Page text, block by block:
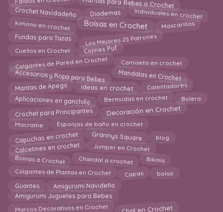
Crochet Navidadeño Diademas Individuales en crochet
kimono en crochet Bolsas en Crochet Mascarillas
Fundas para Tazas Los Mejores 25 Patrones
Cuellos en Crochet Cojines Puf
Colgantes de Pared en Crochet Camiseta en crochet
Accesorios y Ropa para Bebes Mandalas en Crochet
Mantas de Apego Ideas en crochet Calentadores
Aplicaciones en ganchillo Bermudas en crochet Bolero
Crochet para Principantes Decoración en Crochet
Macrame Esponjas de baño en crochet
Capuchas en crochet Grannys Square blog
Calcetines en crochet Jumper en Crochet
Boinas a Crochet Chandal a crochet Bikinis
Colgantes de Plantas en Crochet Capas bolso
Guantes Amigurumi Navideño
Amigurumi Juguetes para Bebes
Marcos Decorativos en Crochet Chal en Crochet